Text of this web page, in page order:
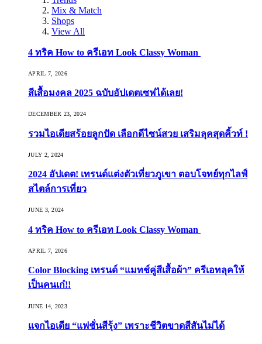
Mix & Match
Shops
View All
4 ทริค How to ครีเอท Look Classy Woman
APRIL 7, 2026
สีเสื้อมงคล 2025 ฉบับอัปเดตเซฟได้เลย!
DECEMBER 23, 2024
รวมไอเดียสร้อยลูกปัด เลือกดีไซน์สวย เสริมลุคสุดคิ้วท์ !
JULY 2, 2024
2024 อัปเดต! เทรนด์แต่งตัวเที่ยวภูเขา ตอบโจทย์ทุกไลฟ์
สไตล์การเที่ยว
JUNE 3, 2024
4 ทริค How to ครีเอท Look Classy Woman
APRIL 7, 2026
Color Blocking เทรนด์ “แมทช์คู่สีเสื้อผ้า” ครีเอทลุคให้
เป็นคนเก๋!!
JUNE 14, 2023
แจกไอเดีย “แฟชั่นสีรุ้ง” เพราะชีวิตขาดสีสันไม่ได้